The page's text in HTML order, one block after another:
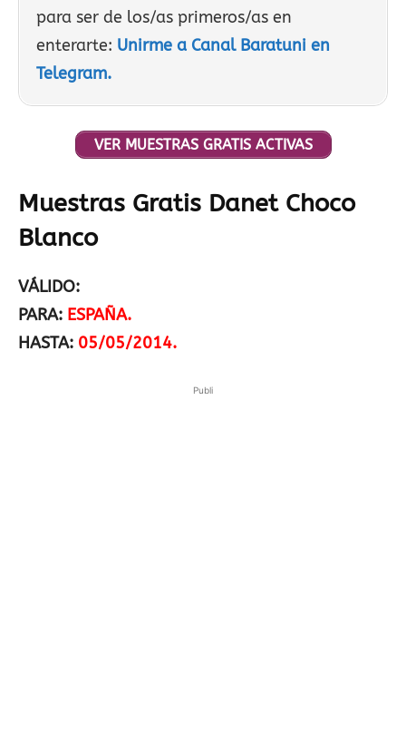
para ser de los/as primeros/as en
enterarte: Unirme a Canal Baratuni en
Telegram.
VER MUESTRAS GRATIS ACTIVAS
Muestras Gratis Danet Choco
Blanco
VÁLIDO:
PARA: ESPAÑA.
HASTA: 05/05/2014.
Publi